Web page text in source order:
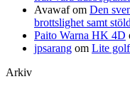
Avawafom Den
brottslighet samt
Paito Warna HK 4D
jpsarang om Lite
Arkiv